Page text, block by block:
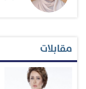
مقابلات